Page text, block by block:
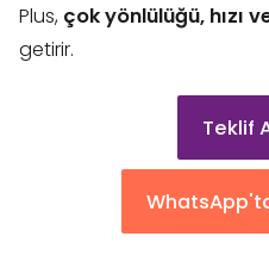
Plus, çok yönlülüğü, hızı
getirir.
Teklif